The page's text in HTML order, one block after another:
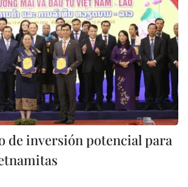
de inversión potencial para